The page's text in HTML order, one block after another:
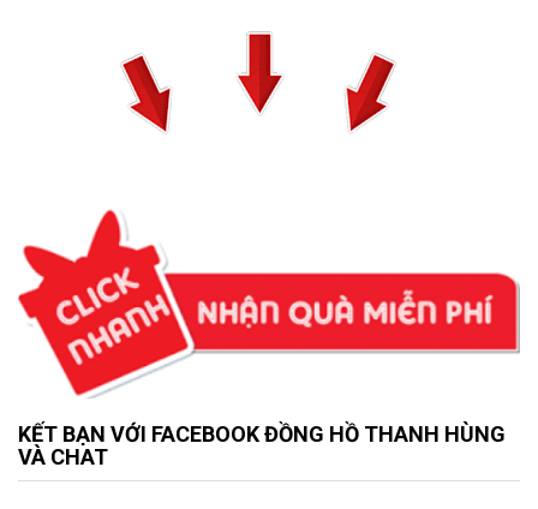
KẾT BẠN VỚI FACEBOOK ĐỒNG HỒ THANH HÙNG
VÀ CHAT